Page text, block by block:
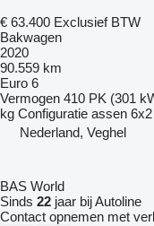
€ 63.400 Exclusief BTW
Bakwagen
2020
90.559 km
Euro 6
Vermogen 410 PK (301
kg Configuratie assen 6x2
Nederland, Veghel
BAS World
Sinds 22 jaar bij Autoline
Contact opnemen met